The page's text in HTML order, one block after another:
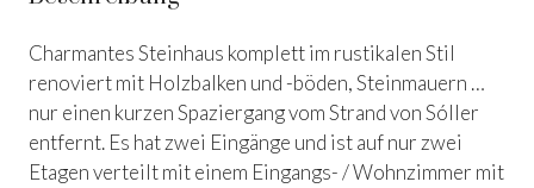
Charmantes Steinhaus komplett im rustikalen Stil
renoviert mit Holzbalken und -böden, Steinmauern …
nur einen kurzen Spaziergang vom Strand von Sóller
entfernt. Es hat zwei Eingänge und ist auf nur zwei
Etagen verteilt mit einem Eingangs- / Wohnzimmer mit